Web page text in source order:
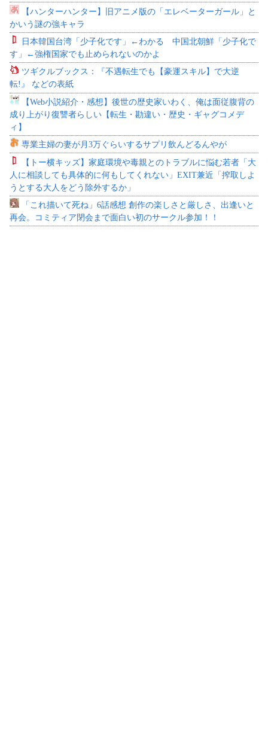
【ハンターハンター】旧アニメ版の「エレベーターガール」と
かいう謎の強キャラ
日本韓国台湾「少子化です」←わかる 中国北朝鮮「少子化で
す」←強権国家でも止められないのかよ
ツギクルブックス：『不遇転生でも【豪運スキル】で大逆
転!』 などの表紙
【Web小説紹介・感想】後世の歴史家いわく、俺は面従腹背の
成り上がり復讐者らしい【転生・勘違い・歴史・ギャグコメデ
ィ】
専業主婦の妻が月3万ぐらいするサプリ飲んどるんやが
【トー横キッズ】家庭環境や毒親とのトラブルに悩む若者「大
人に相談しても具体的に何もしてくれない」EXIT兼近「搾取しよ
うとする大人をどう除外するか」
「これ描いて死ね」6話感想 創作の楽しさと厳しさ、出逢いと
再会。コミティア閉会まで面白い初のサークル参加！！